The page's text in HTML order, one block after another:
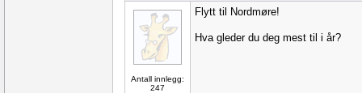
Antall innlegg:
247
Flytt til Nordmøre!
Hva gleder du deg mest til i år?